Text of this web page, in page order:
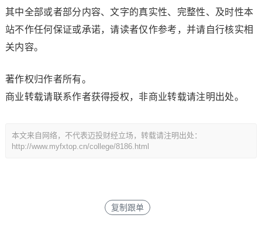
其中全部或者部分内容、文字的真实性、完整性、及时性本
站不作任何保证或承诺，请读者仅作参考，并请自行核实相
关内容。
著作权归作者所有。
商业转载请联系作者获得授权，非商业转载请注明出处。
本文来自网络，不代表迈投财经立场，转载请注明出处：
http://www.myfxtop.cn/college/8186.html
复制跟单